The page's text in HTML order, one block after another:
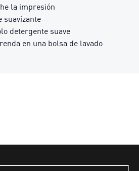
la impresión
suavizante
detergente suave
en una bolsa de lavado